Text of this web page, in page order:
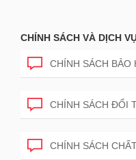
CHÍNH SÁCH VÀ DỊCH
CHÍNH SÁCH BẢO
CHÍNH SÁCH ĐỔI
CHÍNH SÁCH